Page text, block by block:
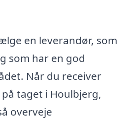
en leverandør, som
som har en god
Når du receiver
taget i Houlbjerg,
overveje